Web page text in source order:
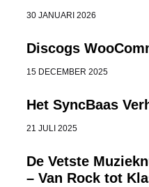
30 JANUARI 2026
Discogs
15 DECEMBER 2025
Het SyncBaas
21 JULI 2025
De Vetste
– Van Rock tot